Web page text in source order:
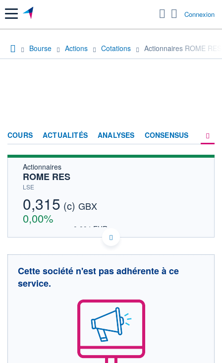
Menu Connexion
Bourse Actions Cotations Actionnaires ROME RES
COURS ACTUALITÉS ANALYSES CONSENSUS
Actionnaires
ROME RES
LSE
0,315 (c) GBX
0,00%
0,004 EUR
DONNÉES TEMPS DIFFÉRÉ
Cotation sur les autres places
11h54 14h41
Cette société n'est pas adhérente à ce
service.